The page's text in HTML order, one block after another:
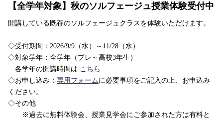
【全学年対象】秋のソルフェージュ授業体験受付中
開講している既存のソルフェージュクラスを体験いただけます。
◇受付期間：2026/9/9（水）～11/28（水）
◇対象学年：全学年（プレ～高校3年生）
各学年の開講時間は こちら
◇お申し込み： 専用フォームに必要事項をご記入の上、お申込み
ください。
◇その他
※過去に無料体験会、授業見学会にご参加された方は有料と